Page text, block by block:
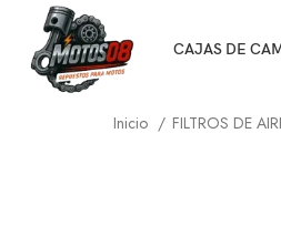
CAJAS DE
Inicio FILTROS DE